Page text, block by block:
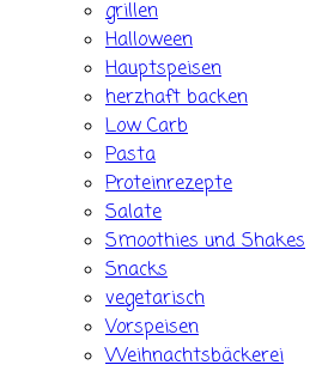
grillen
Halloween
Hauptspeisen
herzhaft backen
Low Carb
Pasta
Proteinrezepte
Salate
Smoothies und Shakes
Snacks
vegetarisch
Vorspeisen
Weihnachtsbäckerei